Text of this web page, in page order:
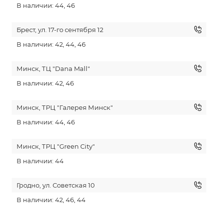
В наличии: 44, 46
Брест, ул. 17-го сентября 12
В наличии: 42, 44, 46
Минск, ТЦ "Dana Mall"
В наличии: 42, 46
Минск, ТРЦ "Галерея Минск"
В наличии: 44, 46
Минск, ТРЦ "Green City"
В наличии: 44
Гродно, ул. Советская 10
В наличии: 42, 46, 44